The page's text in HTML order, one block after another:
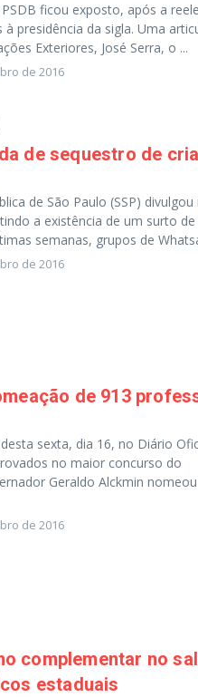
ficou exposto, após a
presidência da sigla. Uma
Exteriores, José Serra, o ...
de 2016
de sequestro de
de São Paulo (SSP) divulgou
a existência de um surto
semanas, grupos de
de 2016
de 913
sexta, dia 16, no Diário
no maior concurso do
Geraldo Alckmin
de 2016
complementar no
estaduais